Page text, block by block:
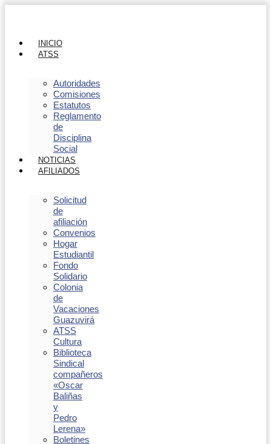
INICIO
ATSS
Autoridades
Comisiones
Estatutos
Reglamento
de
Disciplina
Social
NOTICIAS
AFILIADOS
Solicitud
de
afiliación
Convenios
Hogar
Estudiantil
Fondo
Solidario
Colonia
de
Vacaciones
Guazuvirá
ATSS
Cultura
Biblioteca
Sindical
compañeros
«Oscar
Baliñas
y
Pedro
Lerena»
Boletines